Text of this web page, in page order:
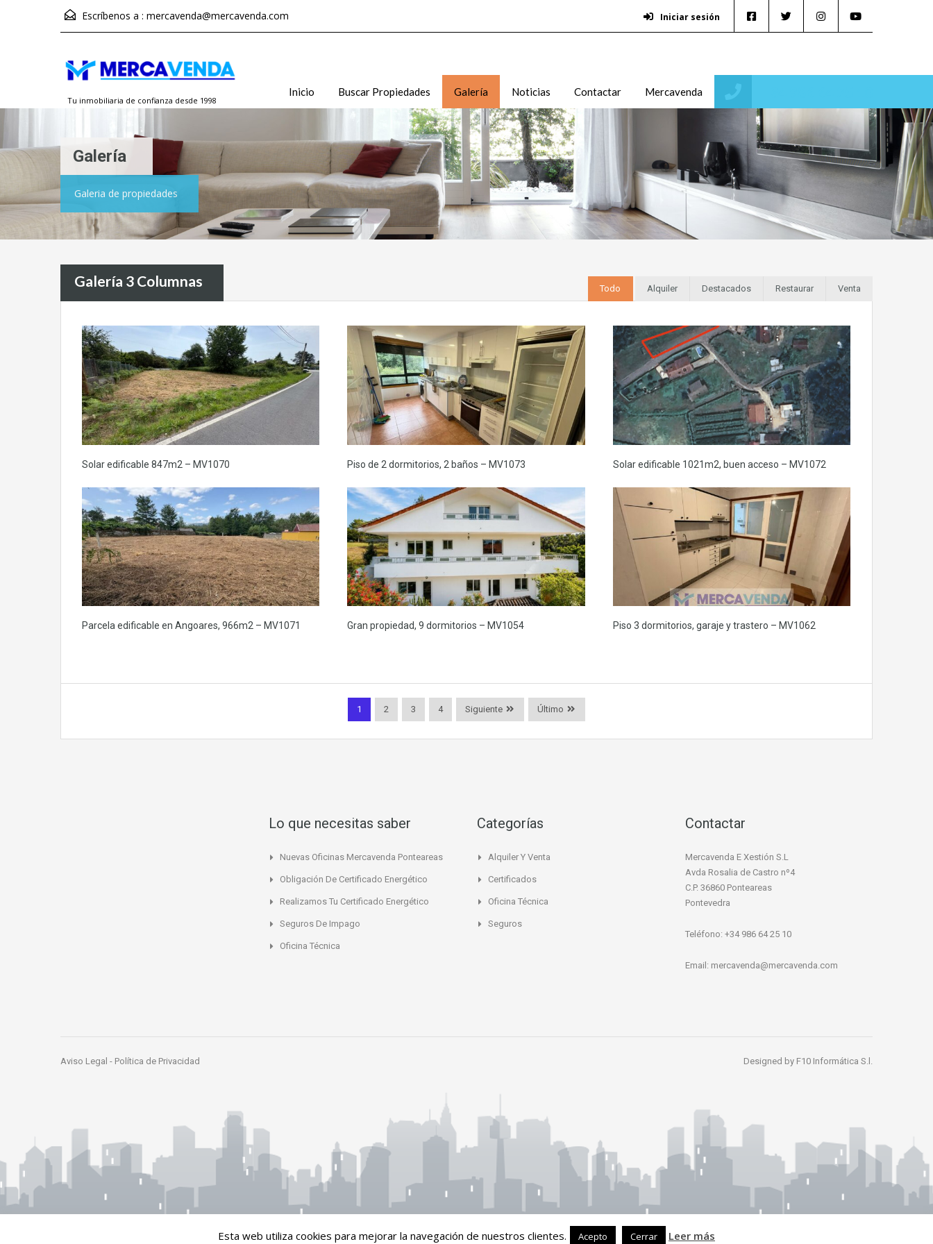
Escríbenos a : mercavenda@mercavenda.com Iniciar sesión
Tu inmobiliaria de confianza desde 1998
Inicio Buscar Propiedades Galería Noticias Contactar Mercavenda
Galería
Galeria de propiedades
Galería 3 Columnas Todo Alquiler Destacados Restaurar Venta
Solar edificable 847m2 – MV1070 Piso de 2 dormitorios, 2 baños – MV1073 Solar edificable 1021m2, buen acceso – MV1072
Parcela edificable en Angoares, 966m2 – MV1071 Gran propiedad, 9 dormitorios – MV1054 Piso 3 dormitorios, garaje y trastero – MV1062
1 2 3 4 Siguiente Último
Lo que necesitas saber
Nuevas Oficinas Mercavenda Ponteareas
Obligación De Certificado Energético
Realizamos Tu Certificado Energético
Seguros De Impago
Oficina Técnica
Categorías
Alquiler Y Venta
Certificados
Oficina Técnica
Seguros
Contactar
Mercavenda E Xestión S.L
Avda Rosalia de Castro nº4
C.P. 36860 Ponteareas
Pontevedra
Teléfono: +34 986 64 25 10
Email: mercavenda@mercavenda.com
Aviso Legal - Política de Privacidad Designed by F10 Informática S.l.
Esta web utiliza cookies para mejorar la navegación de nuestros clientes. Acepto Cerrar Leer más